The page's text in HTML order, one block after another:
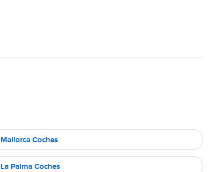
Mallorca Coches
La Palma Coches